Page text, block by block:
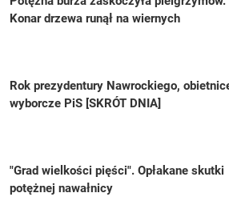
Konar drzewa runął na wiernych
Rok prezydentury Nawrockiego,
wyborcze PiS [SKRÓT DNIA]
"Grad wielkości pięści". Opłakane skutki
potężnej nawałnicy